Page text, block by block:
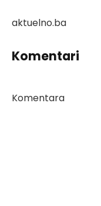
aktuelno.ba
Komentari
Komentara